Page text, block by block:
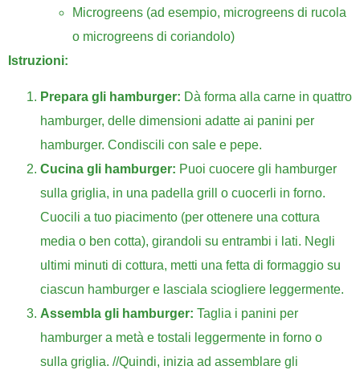
Microgreens (ad esempio, microgreens di rucola
o microgreens di coriandolo)
Istruzioni:
Prepara gli hamburger: Dà forma alla carne in quattro
hamburger, delle dimensioni adatte ai panini per
hamburger. Condiscili con sale e pepe.
Cucina gli hamburger: Puoi cuocere gli hamburger
sulla griglia, in una padella grill o cuocerli in forno.
Cuocili a tuo piacimento (per ottenere una cottura
media o ben cotta), girandoli su entrambi i lati. Negli
ultimi minuti di cottura, metti una fetta di formaggio su
ciascun hamburger e lasciala sciogliere leggermente.
Assembla gli hamburger: Taglia i panini per
hamburger a metà e tostali leggermente in forno o
sulla griglia. //Quindi, inizia ad assemblare gli